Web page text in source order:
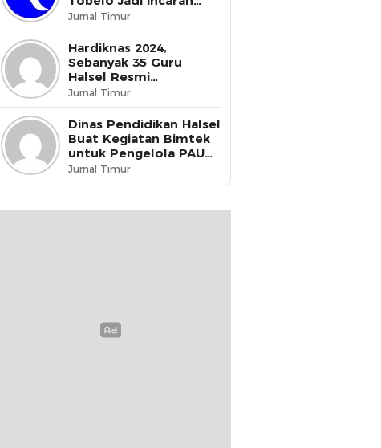
Mahasiswa Baru
Jurnal Timur
Hardiknas 2024,
Sebanyak 35 Guru
Halsel Resmi
dikukuhkan menjadi
Guru Penggerak
Jurnal Timur
Dinas Pendidikan Halsel
Buat Kegiatan Bimtek
untuk Pengelola PAUD
& PKBM
Jurnal Timur